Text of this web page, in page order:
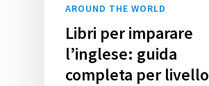
AROUND THE WORLD
Libri per imparare
l’inglese: guida
completa per livello